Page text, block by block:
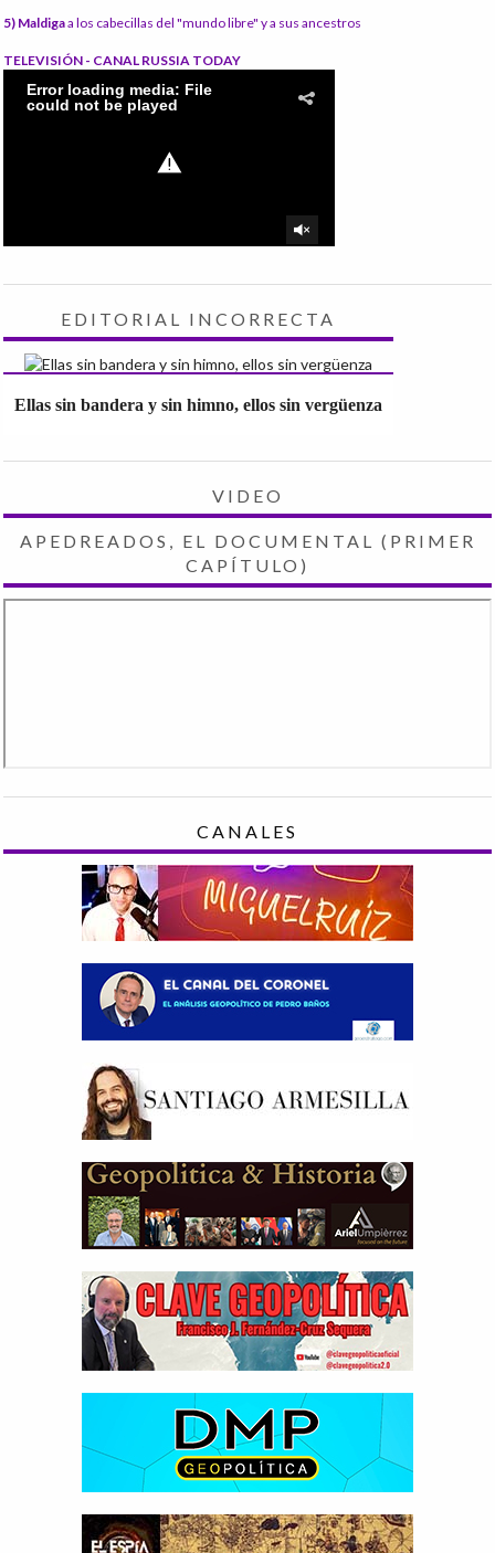
5) Maldigaa los cabecillas del "mundo libre" y a sus ancestros
TELEVISIÓN - CANAL RUSSIA TODAY
EDITORIAL INCORRECTA
Ellas sin bandera y sin himno, ellos sin vergüenza
VIDEO
APEDREADOS, EL DOCUMENTAL (PRIMER
CAPÍTULO)
CANALES